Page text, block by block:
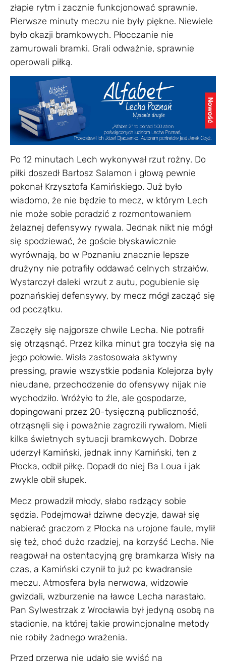
złapie rytm i zacznie funkcjonować sprawnie.
Pierwsze minuty meczu nie były piękne. Niewiele
było okazji bramkowych. Płocczanie nie
zamurowali bramki. Grali odważnie, sprawnie
operowali piłką.
Po 12 minutach Lech wykonywał rzut rożny. Do
piłki doszedł Bartosz Salamon i głową pewnie
pokonał Krzysztofa Kamińskiego. Już było
wiadomo, że nie będzie to mecz, w którym Lech
nie może sobie poradzić z rozmontowaniem
żelaznej defensywy rywala. Jednak nikt nie mógł
się spodziewać, że goście błyskawicznie
wyrównają, bo w Poznaniu znacznie lepsze
drużyny nie potrafiły oddawać celnych strzałów.
Wystarczył daleki wrzut z autu, pogubienie się
poznańskiej defensywy, by mecz mógł zacząć się
od początku.
Zaczęły się najgorsze chwile Lecha. Nie potrafił
się otrząsnąć. Przez kilka minut gra toczyła się na
jego połowie. Wisła zastosowała aktywny
pressing, prawie wszystkie podania Kolejorza były
nieudane, przechodzenie do ofensywy nijak nie
wychodziło. Wróżyło to źle, ale gospodarze,
dopingowani przez 20-tysięczną publiczność,
otrząsnęli się i poważnie zagrozili rywalom. Mieli
kilka świetnych sytuacji bramkowych. Dobrze
uderzył Kamiński, jednak inny Kamiński, ten z
Płocka, odbił piłkę. Dopadł do niej Ba Loua i jak
zwykle obił słupek.
Mecz prowadził młody, słabo radzący sobie
sędzia. Podejmował dziwne decyzje, dawał się
nabierać graczom z Płocka na urojone faule, mylił
się też, choć dużo rzadziej, na korzyść Lecha. Nie
reagował na ostentacyjną grę bramkarza Wisły na
czas, a Kamiński czynił to już po kwadransie
meczu. Atmosfera była nerwowa, widzowie
gwizdali, wzburzenie na ławce Lecha narastało.
Pan Sylwestrzak z Wrocławia był jedyną osobą na
stadionie, na której takie prowincjonalne metody
nie robiły żadnego wrażenia.
Przed przerwą nie udało się wyjść na